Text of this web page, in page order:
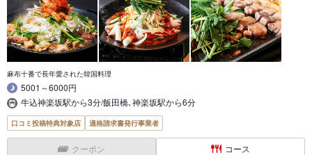
麻布十番で長年愛された韓国料理
5001～6000円
牛込神楽坂駅から3分/飯田橋､神楽坂駅から6分
口コミ投稿特典対象店 適格請求書発行事業者
クーポン コース